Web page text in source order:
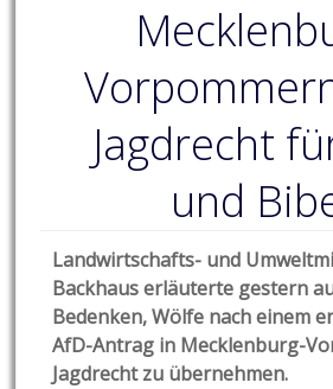
Jagdrecht
und
Landwirtschafts- und
Backhaus erläuterte gestern
Bedenken, Wölfe nach einem
AfD-Antrag in Mecklenburg-
Jagdrecht zu übernehmen.